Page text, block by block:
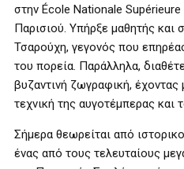
στην École Nationale
Παρισιού. Υπήρξε μαθητής και
Τσαρούχη, γεγονός που
του πορεία. Παράλληλα,
βυζαντινή ζωγραφική, έχοντας
τεχνική της αυγοτέμπερας
Σήμερα θεωρείται από
ένας από τους τελευταίους